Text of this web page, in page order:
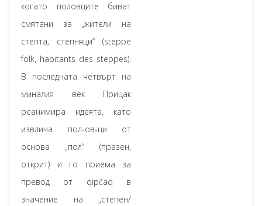
когато половците биват
смятани за „жители на
степта, степняци“ (steppe
folk, habitants des steppes).
В последната четвърт на
миналия век Прицак
реанимира идеята, като
извлича пол-ов‐ци от
основа „пол“ (празен,
открит) и го приема за
превод от qipčaq в
значение на „степен/